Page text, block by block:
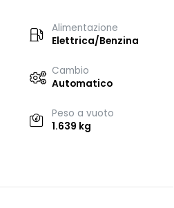
Alimentazione
Elettrica/Benzina
Cambio
Automatico
Peso a vuoto
1.639 kg